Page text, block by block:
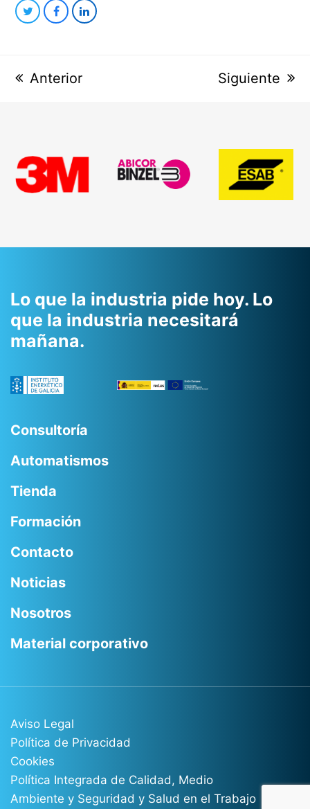
Compartir
CompartirCompartir
previous
Anterior
next
Siguiente
Lo que la industria pide hoy. Lo
que la industria necesitará
mañana.
Consultoría
Automatismos
Tienda
Formación
Contacto
Noticias
Nosotros
Material corporativo
Aviso Legal
Política de Privacidad
Cookies
Política Integrada de Calidad, Medio
Ambiente y Seguridad y Salud en el Trabajo